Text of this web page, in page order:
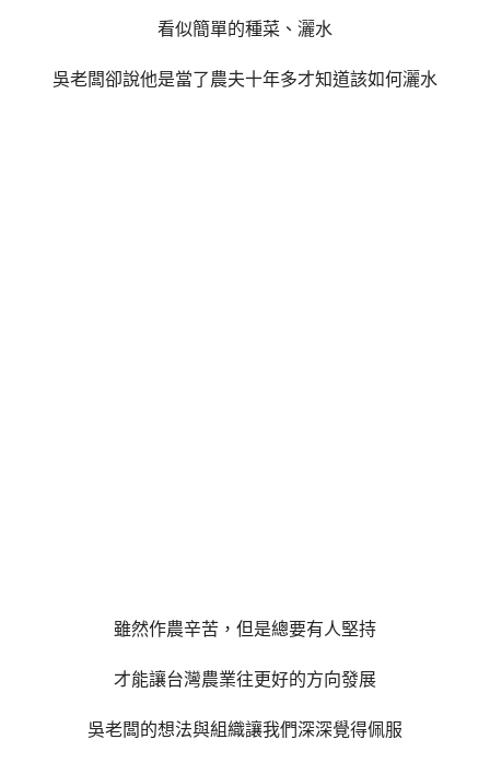
看似簡單的種菜、灑水
吳老闆卻說他是當了農夫十年多才知道該如何灑水
雖然作農辛苦，但是總要有人堅持
才能讓台灣農業往更好的方向發展
吳老闆的想法與組織讓我們深深覺得佩服